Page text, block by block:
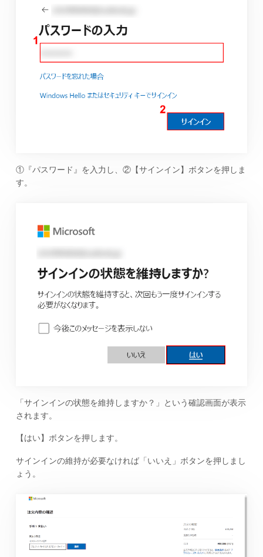
①『パスワード』を入力し、②【サインイン】ボタンを押しま
す。
「サインインの状態を維持しますか？」という確認画面が表示
されます。
【はい】ボタンを押します。
サインインの維持が必要なければ「いいえ」ボタンを押しまし
ょう。